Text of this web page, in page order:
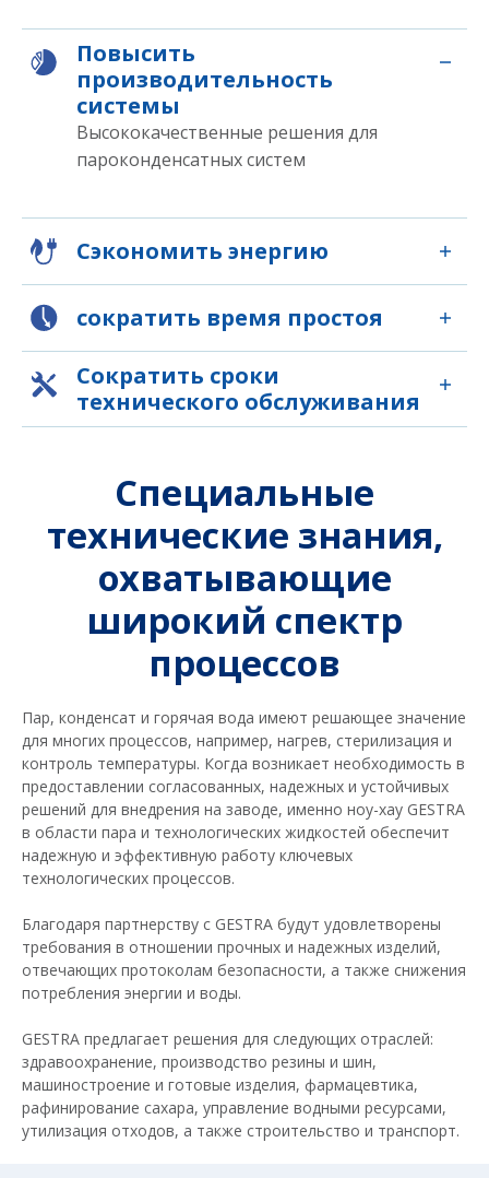
Повысить
производительность
системы
Высококачественные решения для
пароконденсатных систем
Сэкономить энергию
сократить время простоя
Сократить сроки
технического обслуживания
Специальные
технические знания,
охватывающие
широкий спектр
процессов
Пар, конденсат и горячая вода имеют решающее значение
для многих процессов, например, нагрев, стерилизация и
контроль температуры. Когда возникает необходимость в
предоставлении согласованных, надежных и устойчивых
решений для внедрения на заводе, именно ноу-хау GESTRA
в области пара и технологических жидкостей обеспечит
надежную и эффективную работу ключевых
технологических процессов.
Благодаря партнерству с GESTRA будут удовлетворены
требования в отношении прочных и надежных изделий,
отвечающих протоколам безопасности, а также снижения
потребления энергии и воды.
GESTRA предлагает решения для следующих отраслей:
здравоохранение, производство резины и шин,
машиностроение и готовые изделия, фармацевтика,
рафинирование сахара, управление водными ресурсами,
утилизация отходов, а также строительство и транспорт.